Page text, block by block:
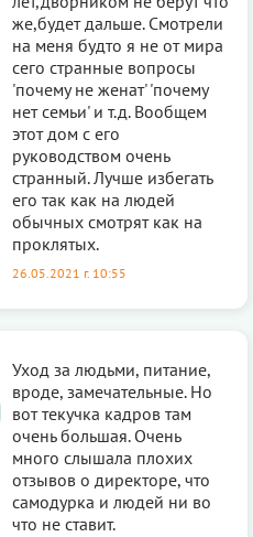
же,будет дальше. Смотрели
на меня будто я не от мира
сего странные вопросы
'почему не женат' 'почему
нет семьи' и т.д. Вообщем
этот дом с его
руководством очень
странный. Лучше избегать
его так как на людей
обычных смотрят как на
проклятых.
26.05.2021 г. 10:55
Уход за людьми, питание,
вроде, замечательные. Но
вот текучка кадров там
очень большая. Очень
много слышала плохих
отзывов о директоре, что
самодурка и людей ни во
что не ставит.